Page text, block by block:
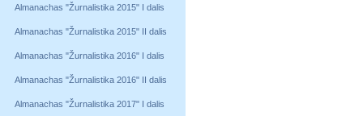
Almanachas "Žurnalistika 2015" I dalis
Almanachas "Žurnalistika 2015" II dalis
Almanachas "Žurnalistika 2016" I dalis
Almanachas "Žurnalistika 2016" II dalis
Almanachas "Žurnalistika 2017" I dalis